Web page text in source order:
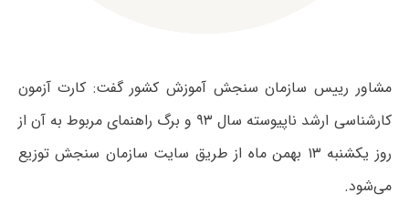
مشاور رییس سازمان سنجش آموزش کشور گفت: کارت آزمون
کارشناسی ارشد ناپیوسته سال ۹۳ و برگ راهنمای مربوط به آن از
روز یکشنبه ۱۳ بهمن ماه از طریق سایت سازمان سنجش توزیع
می‌شود.